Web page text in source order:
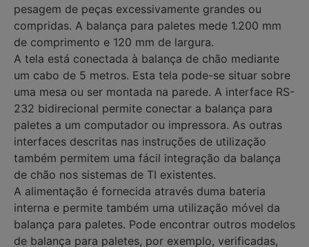
pesagem de peças excessivamente grandes ou
compridas. A balança para paletes mede 1.200 mm
de comprimento e 120 mm de largura.
A tela está conectada à balança de chão mediante
um cabo de 5 metros. Esta tela pode-se situar sobre
uma mesa ou ser montada na parede. A interface RS-
232 bidirecional permite conectar a balança para
paletes a um computador ou impressora. As outras
interfaces descritas nas instruções de utilização
também permitem uma fácil integração da balança
de chão nos sistemas de TI existentes.
A alimentação é fornecida através duma bateria
interna e permite também uma utilização móvel da
balança para paletes. Pode encontrar outros modelos
de balança para paletes, por exemplo, verificadas,